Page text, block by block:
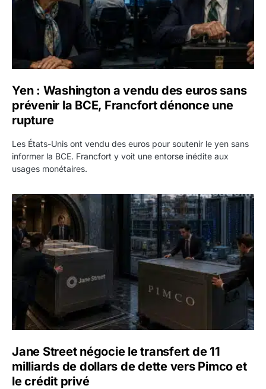
Yen : Washington a vendu des euros sans
prévenir la BCE, Francfort dénonce une
rupture
Les États-Unis ont vendu des euros pour soutenir le yen sans
informer la BCE. Francfort y voit une entorse inédite aux
usages monétaires.
Jane Street négocie le transfert de 11 milliards de
Jane Street négocie le transfert de 11
milliards de dollars de dette vers Pimco et
le crédit privé